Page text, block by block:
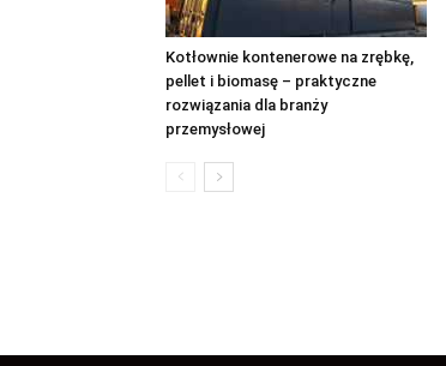
Kotłownie kontenerowe na zrębkę,
pellet i biomasę – praktyczne
rozwiązania dla branży
przemysłowej